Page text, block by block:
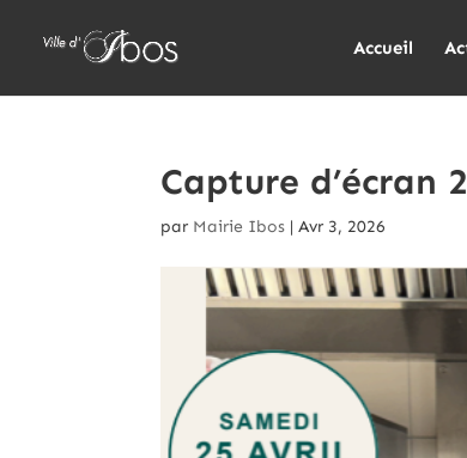
Accueil
Capture d’écran
par Mairie Ibos |Avr 3, 2026